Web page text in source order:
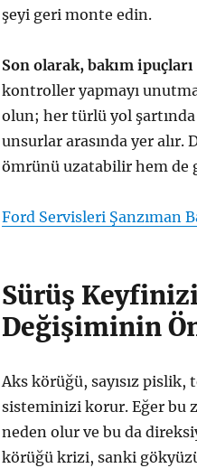
şeyi geri monte edin.
Son olarak, bakım
kontroller yapmayı
olun; her türlü yol
unsurlar arasında yer alır.
ömrünü uzatabilir hem de
Ford Servisleri Şanzıman
Sürüş
Değişiminin
Aks körüğü, sayısız
sisteminizi korur. Eğer bu
neden olur ve bu da
körüğü krizi, sanki